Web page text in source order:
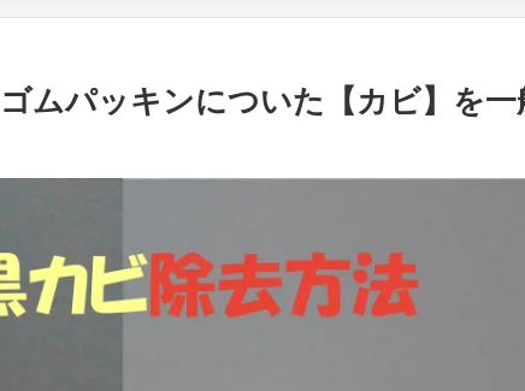
ムパッキンについた【カビ】を一